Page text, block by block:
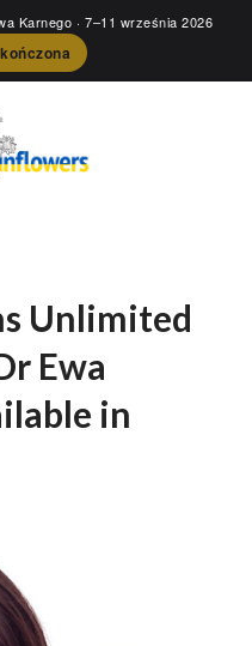
Karnego · 7–11 września 2026
Unlimited
Ewa
in